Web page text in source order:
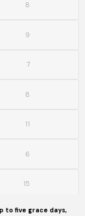
8
9
7
8
11
6
15
12
to five grace days,